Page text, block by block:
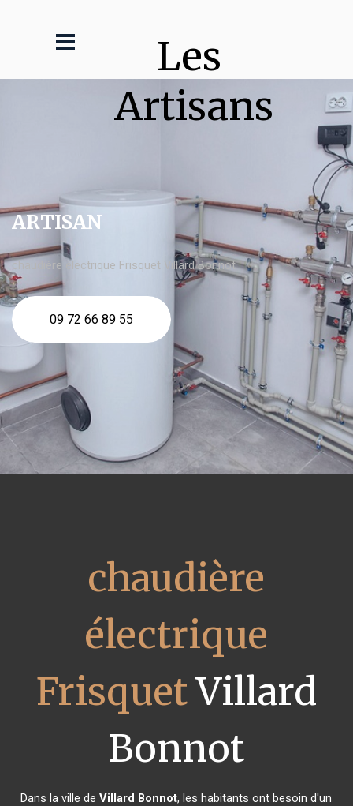
Les
Artisans
ARTISAN
chaudière électrique Frisquet Villard Bonnot
09 72 66 89 55
chaudière
électrique
FrisquetVillard
Bonnot
Dans la ville deVillard Bonnot, les habitants ont besoin d'un